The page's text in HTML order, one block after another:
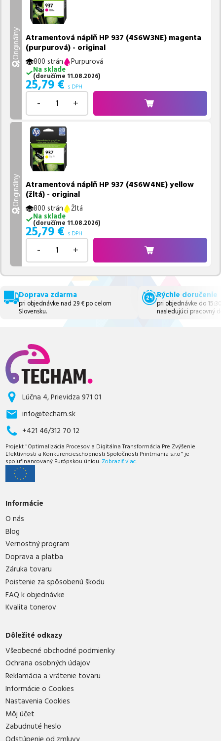
Originálny Atramentová náplň HP 937 (4S6W3NE) magenta
(purpurová) - original
800 strán
Purpurová
Na sklade
(doručíme 11.08.2026)
25,79 € s DPH
- +
Originálny Atramentová náplň HP 937 (4S6W4NE) yellow
(žltá) - original
800 strán
Žltá
Na sklade
(doručíme 11.08.2026)
25,79 € s DPH
- +
Doprava zdarma
pri objednávke nad 29 € po celom
Slovensku.
Rýchle doručenie
pri objednávke do
nasledujúci pracovný
Lúčna 4, Prievidza 971 01
info@techam.sk
+421 46/312 70 12
Projekt "Optimalizácia Procesov a Digitálna Transformácia Pre Zvýšenie
Efektívnosti a Konkurencieschopnosti Spoločnosti Printmania s.r.o" je
spolufinancovaný Európskou úniou. Zobraziť viac.
Informácie
O nás
Blog
Vernostný program
Doprava a platba
Záruka tovaru
Poistenie za spôsobenú škodu
FAQ k objednávke
Kvalita tonerov
Dôležité odkazy
Všeobecné obchodné podmienky
Ochrana osobných údajov
Reklamácia a vrátenie tovaru
Informácie o Cookies
Nastavenia Cookies
Môj účet
Zabudnuté heslo